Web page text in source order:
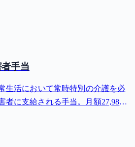
者手当
生活において常時特別の介護を必
者に支給される手当。月額27,980